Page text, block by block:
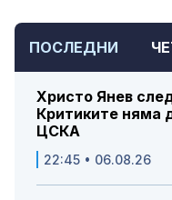
ПОСЛЕДНИ
Христо Янев
Критиките няма
ЦСКА
22:45 • 06.08.26